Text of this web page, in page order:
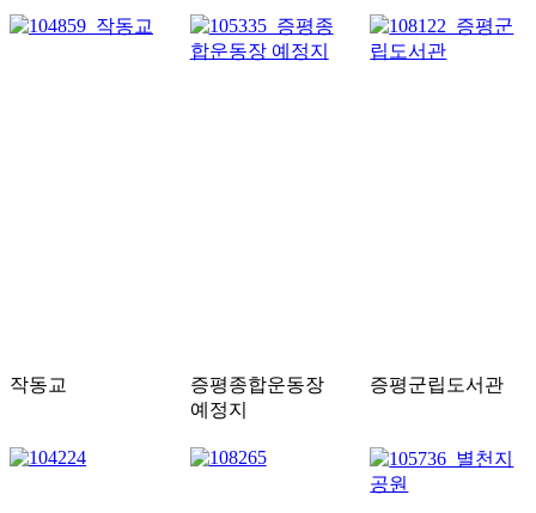
작동교
증평종합운동장
예정지
증평군립도서관